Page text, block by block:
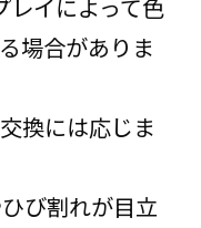
レイによって色
場合がありま
換には応じま
ひび割れが目立